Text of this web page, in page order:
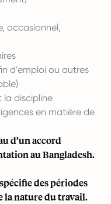
occasionnel,
d’emploi ou autres
discipline
en matière de
d’un accord
au Bangladesh.
des périodes
la nature du travail.